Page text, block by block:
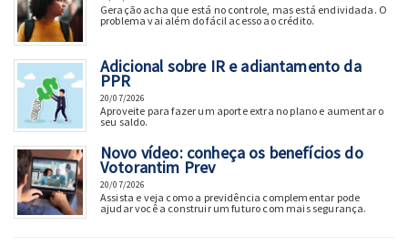
Geração acha que está no controle, mas está endividada. O
problema vai além do fácil acesso ao crédito.
Adicional sobre IR e adiantamento da
PPR
20/07/2026
Aproveite para fazer um aporte extra no plano e aumentar o
seu saldo.
Novo vídeo: conheça os benefícios do
Votorantim Prev
20/07/2026
Assista e veja como a previdência complementar pode
ajudar você a construir um futuro com mais segurança.